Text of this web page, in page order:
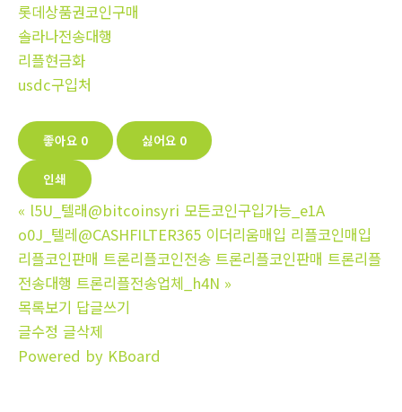
롯데상품권코인구매
솔라나전송대행
리플현금화
usdc구입처
좋아요 0 싫어요 0
인쇄
« l5U_텔래@bitcoinsyri 모든코인구입가능_e1A
o0J_텔레@CASHFILTER365 이더리움매입 리플코인매입
리플코인판매 트론리플코인전송 트론리플코인판매 트론리플
전송대행 트론리플전송업체_h4N »
목록보기 답글쓰기
글수정 글삭제
Powered by KBoard